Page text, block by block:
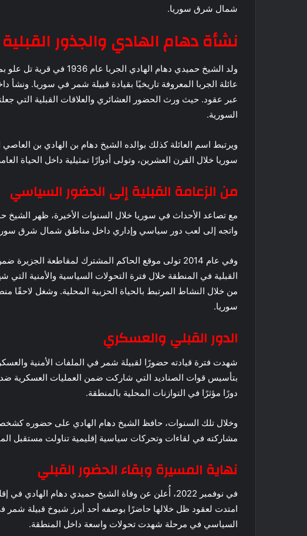
شمال شرق سوريا.
نشأة دهام الهادي والجذور القبلية
ولد الشيخ حميدي دهام
عائلة الجربا المعروفة تاريخيًا بقيادة قبيلة شمر في سوريا. ونشأ
عبر عقود. حيث ورث الحضور العشائري والعلاقات القبلية التي
السورية.
ويرتبط اسم العائلة كذلك بوالده الشيخ دهام بن الهادي بن
سوريا خلال القرن العشرين، وتولى أدوارًا تمثيلية داخل الحياة
من الزعامة القبلية إلى الحضور السياسي
مع تصاعد الأحداث في سوريا خلال السنوات الأخيرة، ظهر الشيخ
واتجه إلى لعب دور سياسي وإداري داخل مناطق شمال شرق
وفي عام 2014 تولى موقع الحاكم المشترك لمقاطعة
القبلية في المنطقة خلال فترة التحولات السياسية والأمنية
من خلال النشاط المرتبط بالحياة الحزبية المحلية. وشغل لاحقًا
سوريا.
الدور القبلي والعسكري
شهدت فترة قيادته حضورًا لقبيلة شمر في الملفات الأمنية
بتأسيس قوات الصناديد التي شاركت ضمن العمليات العسكرية ضد
دورًا مؤثرًا في التوازنات المحلية بالمنطقة.
وخلال تلك السنوات، حافظ الشيخ دهام الهادي على حضوره
مشاركته في لقاءات وتحركات سياسية إقليمية تناولت مستقبل
نهاية المسيرة وبقاء الحضور القبلي
في نوفمبر 2022، أُعلن عن وفاة الشيخ حميدي دهام
امتدت لعقود ظل خلالها حاضرًا بوصفه أحد أبرز شيوخ قبيلة شمر
السياسي في مرحلة شهدت تحولات واسعة داخل المنطقة.